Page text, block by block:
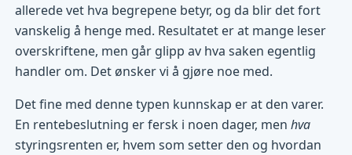
allerede vet hva begrepene betyr, og da blir det fort
vanskelig å henge med. Resultatet er at mange leser
overskriftene, men går glipp av hva saken egentlig
handler om. Det ønsker vi å gjøre noe med.
Det fine med denne typen kunnskap er at den varer.
En rentebeslutning er fersk i noen dager, menhva
styringsrenten er, hvem som setter den og hvordan